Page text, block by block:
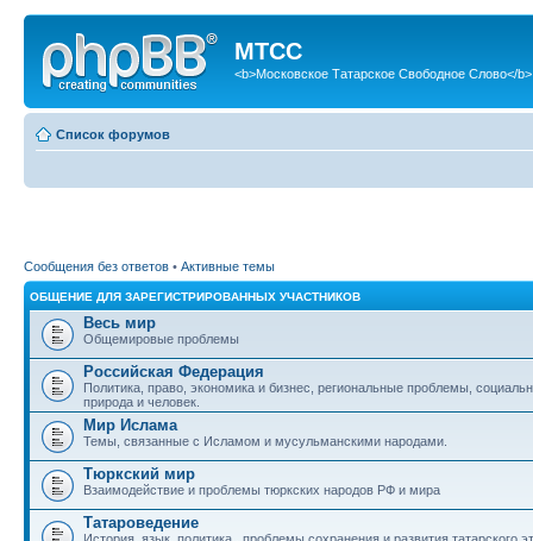
МТСС
<b>Московское Татарское Свободное Слово</b>
Список форумов
Сообщения без ответов • Активные темы
ОБЩЕНИЕ ДЛЯ ЗАРЕГИСТРИРОВАННЫХ УЧАСТНИКОВ
Весь мир
Общемировые проблемы
Российская Федерация
Политика, право, экономика и бизнес, региональные проблемы,
природа и человек.
Мир Ислама
Темы, связанные с Исламом и мусульманскими народами.
Тюркский мир
Взаимодействие и проблемы тюркских народов РФ и мира
Татароведение